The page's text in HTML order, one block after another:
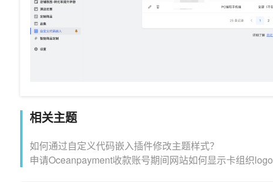
相关主题
如何通过自定义代码嵌入插件修改主题样式？
申请Oceanpayment收款账号期间网站如何显示卡组织logo